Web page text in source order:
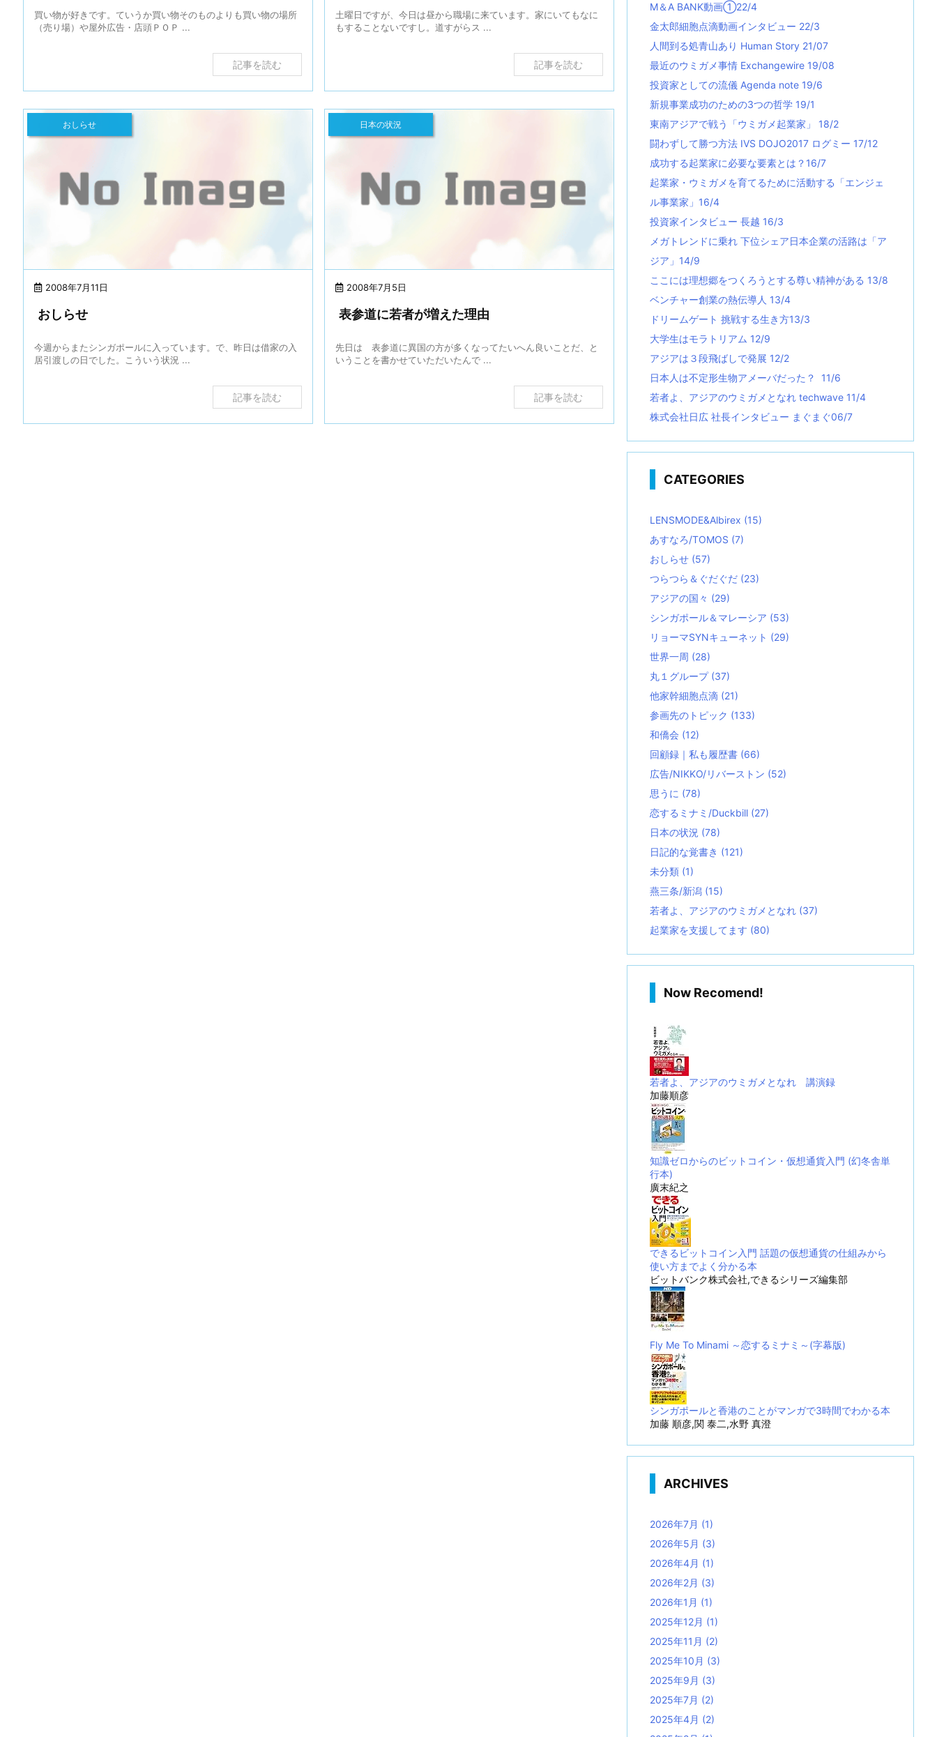
買い物が好きです。ていうか買い物そのものよりも買い物の場所
（売り場）や屋外広告・店頭ＰＯＰ ...
記事を読む
土曜日ですが、今日は昼から職場に来ています。家にいてもなに
もすることないですし。道すがらス ...
記事を読む
2008年7月11日
おしらせ
おしらせ
今週からまたシンガポールに入っています。で、昨日は借家の入
居引渡しの日でした。こういう状況 ...
記事を読む
2008年7月5日
日本の状況
表参道に若者が増えた理由
先日は 表参道に異国の方が多くなってたいへん良いことだ、と
いうことを書かせていただいたんで ...
記事を読む
M＆A BANK動画①22/4
金太郎細胞点滴動画インタビュー 22/3
人間到る処青山あり Human Story 21/07
最近のウミガメ事情 Exchangewire 19/08
投資家としての流儀 Agenda note 19/6
新規事業成功のための3つの哲学 19/1
東南アジアで戦う「ウミガメ起業家」 18/2
闘わずして勝つ方法 IVS DOJO2017 ログミー 17/12
成功する起業家に必要な要素とは？16/7
起業家・ウミガメを育てるために活動する「エンジェ
ル事業家」16/4
投資家インタビュー 長越 16/3
メガトレンドに乗れ 下位シェア日本企業の活路は「ア
ジア」14/9
ここには理想郷をつくろうとする尊い精神がある 13/8
ベンチャー創業の熱伝導人 13/4
ドリームゲート 挑戦する生き方13/3
大学生はモラトリアム 12/9
アジアは３段飛ばしで発展 12/2
日本人は不定形生物アメーバだった？ 11/6
若者よ、アジアのウミガメとなれ techwave 11/4
株式会社日広 社長インタビュー まぐまぐ06/7
CATEGORIES
LENSMODE&Albirex (15)
あすなろ/TOMOS (7)
おしらせ (57)
つらつら＆ぐだぐだ (23)
アジアの国々 (29)
シンガポール＆マレーシア (53)
リョーマSYNキューネット (29)
世界一周 (28)
丸１グループ (37)
他家幹細胞点滴 (21)
参画先のトピック (133)
和僑会 (12)
回顧録｜私も履歴書 (66)
広告/NIKKO/リバーストン (52)
思うに (78)
恋するミナミ/Duckbill (27)
日本の状況 (78)
日記的な覚書き (121)
未分類 (1)
燕三条/新潟 (15)
若者よ、アジアのウミガメとなれ (37)
起業家を支援してます (80)
Now Recomend!
若者よ、アジアのウミガメとなれ 講演録
加藤順彦
知識ゼロからのビットコイン・仮想通貨入門 (幻冬舎単
行本)
廣末紀之
できるビットコイン入門 話題の仮想通貨の仕組みから
使い方までよく分かる本
ビットバンク株式会社,できるシリーズ編集部
Fly Me To Minami ～恋するミナミ～(字幕版)
シンガポールと香港のことがマンガで3時間でわかる本
加藤 順彦,関 泰二,水野 真澄
ARCHIVES
2026年7月 (1)
2026年5月 (3)
2026年4月 (1)
2026年2月 (3)
2026年1月 (1)
2025年12月 (1)
2025年11月 (2)
2025年10月 (3)
2025年9月 (3)
2025年7月 (2)
2025年4月 (2)